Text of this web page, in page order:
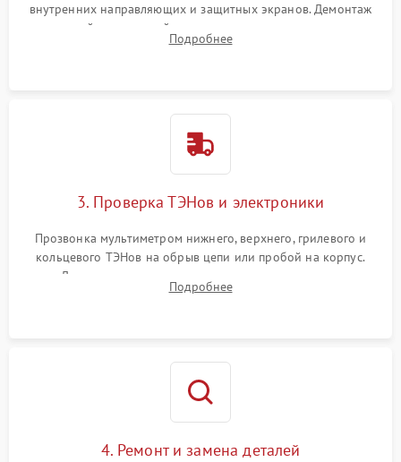
внутренних направляющих и защитных экранов. Демонтаж
задней или верхней панели для прямого доступа к
нагревательным элементам, плате и вентиляторам.
Подробнее
3. Проверка ТЭНов и электроники
Прозвонка мультиметром нижнего, верхнего, грилевого и
кольцевого ТЭНов на обрыв цепи или пробой на корпус.
Диагностика термостата, датчиков температуры,
переключателя режимов и мотора конвекции.
Подробнее
4. Ремонт и замена деталей